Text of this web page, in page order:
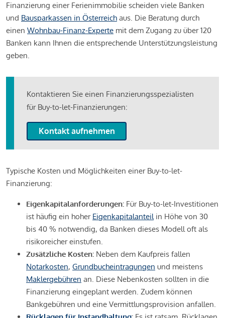
Finanzierung einer Ferienimmobilie scheiden viele Banken
und Bausparkassen in Österreich aus. Die Beratung durch
einen Wohnbau-Finanz-Experte mit dem Zugang zu über 120
Banken kann Ihnen die entsprechende Unterstützungsleistung
geben.
Kontaktieren Sie einen Finanzierungsspezialisten
für Buy-to-let-Finanzierungen:
Kontakt aufnehmen
Typische Kosten und Möglichkeiten einer Buy-to-let-
Finanzierung:
Eigenkapitalanforderungen: Für Buy-to-let-Investitionen
ist häufig ein hoher Eigenkapitalanteilin Höhe von 30
bis 40 % notwendig, da Banken dieses Modell oft als
risikoreicher einstufen.
Zusätzliche Kosten: Neben dem Kaufpreis fallen
Notarkosten, Grundbucheintragungen und meistens
Maklergebühren an. Diese Nebenkosten sollten in die
Finanzierung eingeplant werden. Zudem können
Bankgebühren und eine Vermittlungsprovision anfallen.